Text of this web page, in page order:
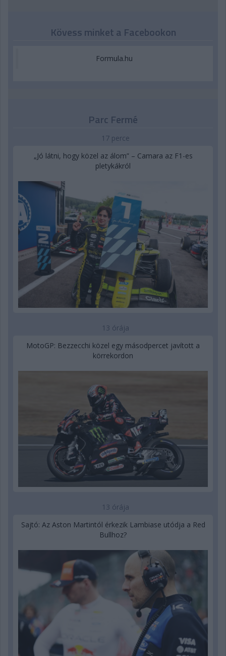
Kövess minket a Facebookon
Formula.hu
Parc Fermé
17 perce
„Jó látni, hogy közel az álom” – Camara az F1-es
pletykákról
13 órája
MotoGP: Bezzecchi közel egy másodpercet javított a
körrekordon
13 órája
Sajtó: Az Aston Martintól érkezik Lambiase utódja a Red
Bullhoz?